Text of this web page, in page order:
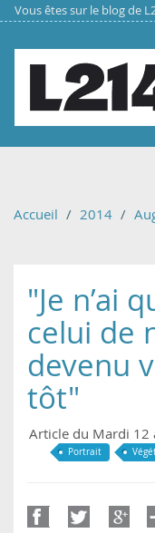
Aller au contenu
Vous êtes sur le blog de
Accueil 2014
"Je n’ai
celui de
devenu
tôt"
Article du Mardi 12
Portrait